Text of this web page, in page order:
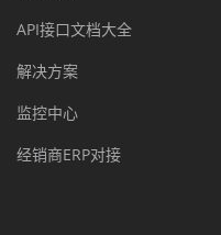
API接口文档大全
解决方案
监控中心
经销商ERP对接